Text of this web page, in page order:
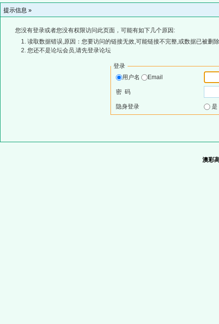
提示信息 »
您没有登录或者您没有权限访问此页面，可能有如下几个原因:
读取数据错误,原因：您要访问的链接无效,可能链接不完整,或数据已被删
您还不是论坛会员,请先登录论坛
登录
用户名
Email
密 码
隐身登录
澳彩